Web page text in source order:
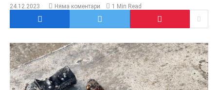
24.12.2023 Няма коментари 1 Min Read